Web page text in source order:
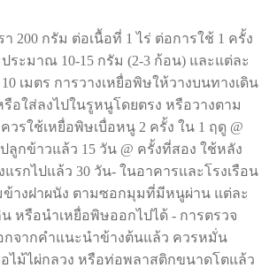
200 กรัม ต่อเนื้อที่ 1 ไร่ ต่อการใช้ 1 ครั้ง
ระมาณ 10-15 กรัม (2-3 ก้อน) และแต่ละ
เมตร การวางเหยื่อพิษให้วางบนทางเดิน
อใส่ลงไปในรูหนูโดยตรง หรือวางตาม
รใช้เหยื่อพิษเบื่อหนู 2 ครั้ง ใน 1 ฤดู @
ลูกข้าวแล้ว 15 วัน @ ครั้งที่สอง ใช้หลัง
แรกไปแล้ว 30 วัน- ในอาคารและโรงเรือน
ข้างฝาผนัง ตามซอกมุมที่มีหนูผ่าน แต่ละ
น หรือนำเหยื่อพิษออกไปได้ - การตรวจ
กจากคำแนะนำข้างต้นแล้ว ควรหมั่น
ไม้ไผ่กลวง หรือท่อพลาสติกขนาดโตแล้ว